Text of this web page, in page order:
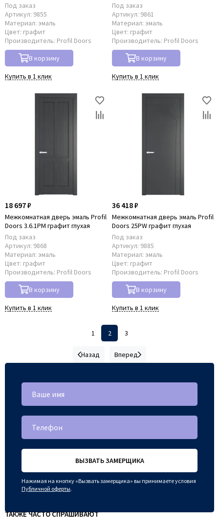
Под заказ
Артикул: 9855
Материал: эмаль
Цвет: графит
Производитель: Profil Doors
В корзину
Купить в 1 клик
Под заказ
Артикул: 9861
Материал: эмаль
Цвет: графит
Производитель: Profil Doors
В корзину
Купить в 1 клик
18 697 ₽
Межкомнатная дверь эмаль Profil
Doors 3.6.1PM графит глухая
Под заказ
Артикул: 9868
Материал: эмаль
Цвет: графит
Производитель: Profil Doors
В корзину
Купить в 1 клик
36 418 ₽
Межкомнатная дверь эмаль Profil
Doors 25PW графит глухая
Под заказ
Артикул: 9885
Материал: эмаль
Цвет: графит
Производитель: Profil Doors
В корзину
Купить в 1 клик
Назад
1 2 3
Вперед
ВЫЗВАТЬ ЗАМЕРЩИКА
Нажимая на кнопку «Вызвать замерщика» вы принимаете условия
Публичной оферты.
ТАКЖЕ ЧАСТО СПРАШИВАЮТ